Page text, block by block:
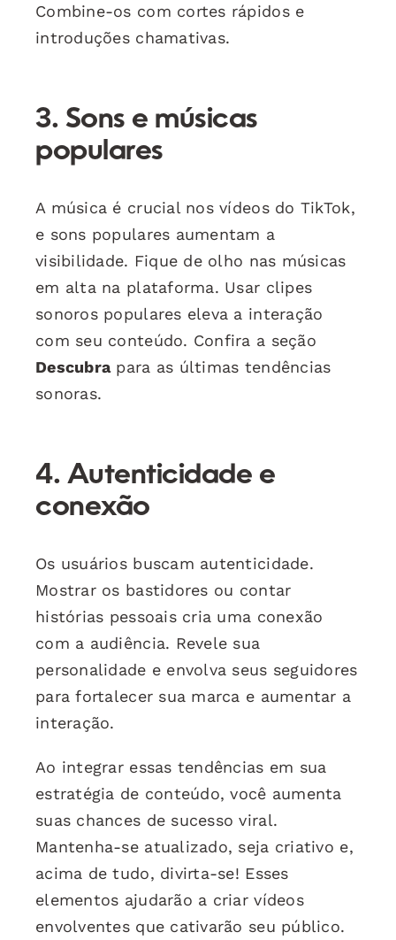
Combine-os com cortes rápidos e
introduções chamativas.
3. Sons e músicas
populares
A música é crucial nos vídeos do TikTok,
e sons populares aumentam a
visibilidade. Fique de olho nas músicas
em alta na plataforma. Usar clipes
sonoros populares eleva a interação
com seu conteúdo. Confira a seção
Descubrapara as últimas tendências
sonoras.
4. Autenticidade e
conexão
Os usuários buscam autenticidade.
Mostrar os bastidores ou contar
histórias pessoais cria uma conexão
com a audiência. Revele sua
personalidade e envolva seus seguidores
para fortalecer sua marca e aumentar a
interação.
Ao integrar essas tendências em sua
estratégia de conteúdo, você aumenta
suas chances de sucesso viral.
Mantenha-se atualizado, seja criativo e,
acima de tudo, divirta-se! Esses
elementos ajudarão a criar vídeos
envolventes que cativarão seu público.